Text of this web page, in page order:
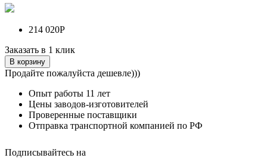
214 020Р
Заказать в 1 клик
В корзину
Продайте пожалуйста дешевле)))
Опыт работы 11 лет
Цены заводов-изготовителей
Проверенные поставщики
Отправка транспортной компанией по РФ
Подписывайтесь на